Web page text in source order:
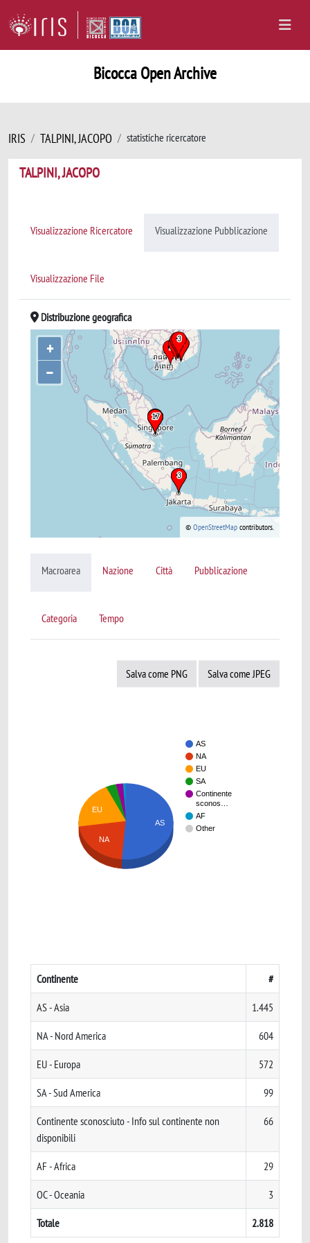
Bicocca Open Archive
IRIS TALPINI, JACOPO statistiche ricercatore
TALPINI, JACOPO
Visualizzazione Ricercatore Visualizzazione Pubblicazione
Visualizzazione File
Distribuzione geografica
+
–
© OpenStreetMap contributors.
Macroarea Nazione Città Pubblicazione
Categoria Tempo
Salva come PNG Salva come JPEG
AS
NA
EU
SA
Continente
sconos…
AF
Other
EU
NA
AS
Continente #
AS - Asia 1.445
NA - Nord America 604
EU - Europa 572
SA - Sud America 99
Continente sconosciuto - Info sul continente non
disponibili
66
AF - Africa 29
OC - Oceania 3
Totale 2.818